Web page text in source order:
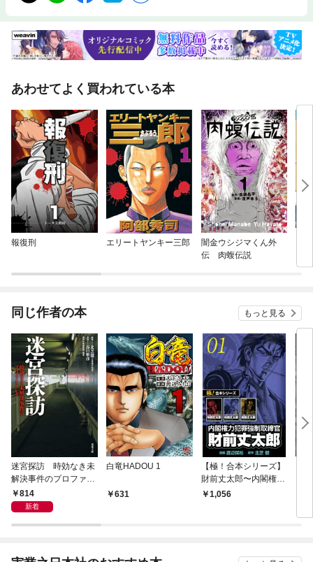
あわせてよく買われている本
報復刑 エリートヤンキー三郎
闇金ウシジマくん外
伝 肉蝮伝説
同じ作者の本 もっと見る
迷宮探訪 時効なき未
解決事件のプロファイ
リング
814
新着
白竜HADOU 1
631
【極！合本シリーズ】
財前丈太郎〜内閣権力
犯罪強制取締官〜1巻
1,056